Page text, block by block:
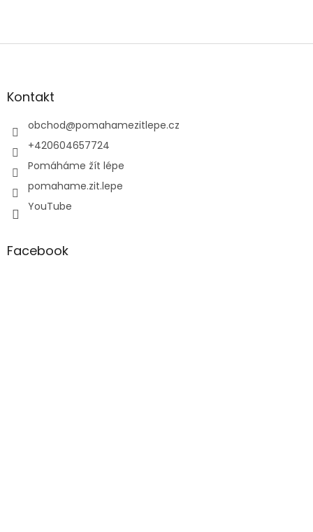
Z
aKontakt
obchod@pomahamezitlepe.cz
+420604657724
Pomáháme žít lépe
pomahame.zit.lepe
YouTube
Facebook